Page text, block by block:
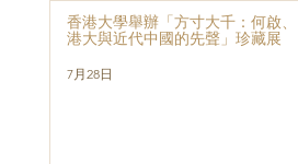
香港大學舉辦「方寸大千：何啟、
港大與近代中國的先聲」珍藏展
7月28日